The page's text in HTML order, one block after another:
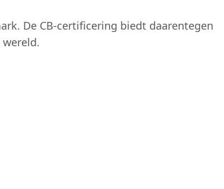
De CB-certificering biedt daarentegen